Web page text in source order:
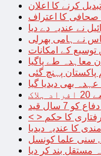
کرنے کا اعلان
صحافی کا اعتراف
نے عندیہ دے دیا
نے ہامی بھرلی
کے امکانات
معاہدہ طے پاگیا
پاکستان پہنچ گئی
بھی دیدیا گیا
7 سال قید
کا حکم
کا عندیہ دیدیا
سنی علما کونسل
مستقل بند کر دیا